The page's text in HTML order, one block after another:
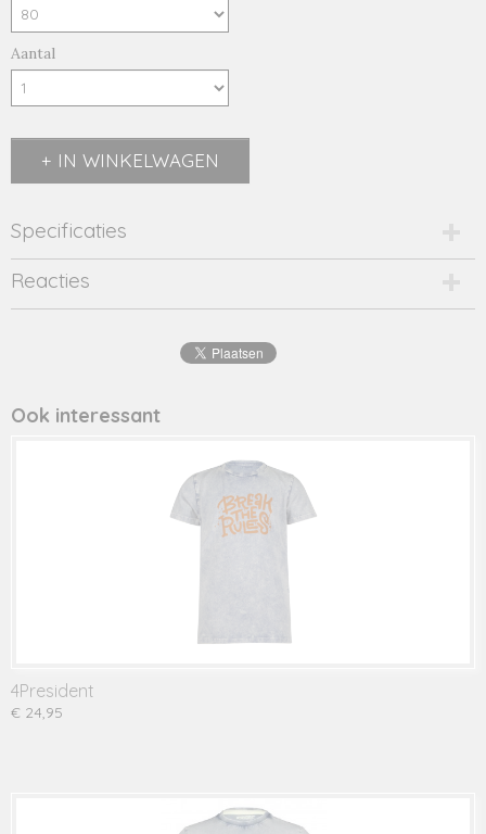
Aantal
IN WINKELWAGEN
Specificaties
Productcode
tigo/bleach-20608
Productcode leverancier
Reacties
Ook interessant
4President
€ 24,95